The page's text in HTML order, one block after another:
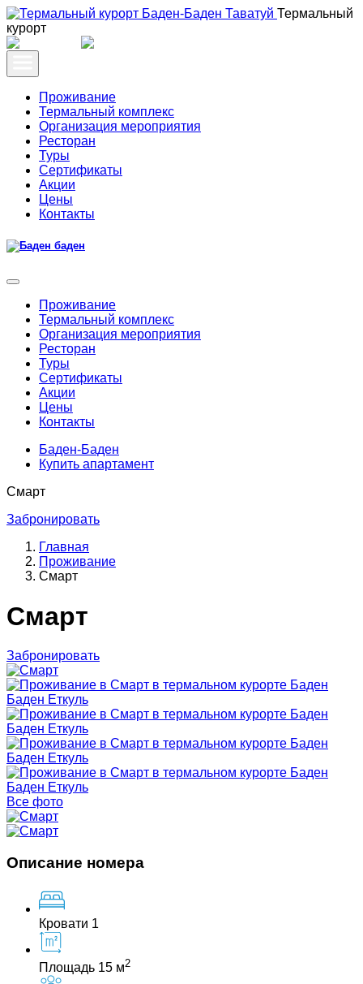
Термальный
курорт
Проживание
Термальный комплекс
Организация мероприятия
Ресторан
Туры
Сертификаты
Акции
Цены
Контакты
Проживание
Термальный комплекс
Организация мероприятия
Ресторан
Туры
Сертификаты
Акции
Цены
Контакты
Баден-Баден
Купить апартамент
Смарт
Забронировать
Главная
Проживание
Смарт
Смарт
Забронировать
Все фото
Описание номера
Кровати 1
Площадь 15 м2